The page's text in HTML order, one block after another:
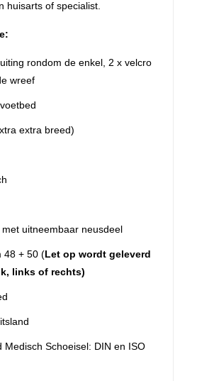
huisarts of specialist.
rondom de enkel, 2 x velcro
wreef
extra breed)
uitneembaar neusdeel
48 + 50 (Let op wordt geleverd
links of rechts)
Medisch Schoeisel: DIN en ISO